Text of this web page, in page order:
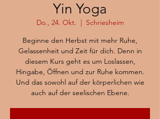
Yin Yoga
Do., 24. Okt.
  |
Schriesheim
Beginne den Herbst mit mehr Ruhe,
Gelassenheit und Zeit für dich. Denn in
diesem Kurs geht es um Loslassen,
Hingabe, Öffnen und zur Ruhe kommen.
Und das sowohl auf der körperlichen wie
auch auf der seelischen Ebene.